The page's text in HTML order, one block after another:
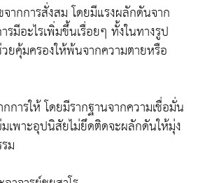
กการสั่งสม โดยมีแรงผลักดันจาก
รมีอะไรเพิ่มขึ้นเรื่อยๆ ทั้งในทางรูป
ยคุ้มครองให้พ้นจากความตายหรือ
ารให้ โดยมีรากฐานจากความเชื่อมั่น
เพาะอุปนิสัยไม่ยึดติดจะผลักดันให้มุ่ง
ม